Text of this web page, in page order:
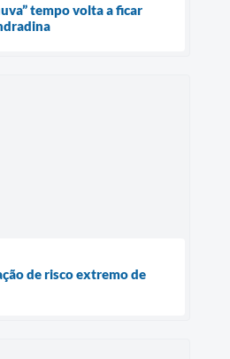
tempo volta a ficar
de risco extremo de